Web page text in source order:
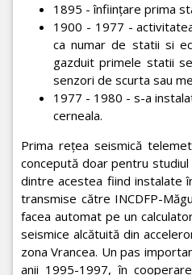
1895 - înființare prima
1900 - 1977 -
ca numar de statii si
gazduit primele statii
senzori de scurta sau
1977 - 1980 - s-a
cerneala.
Prima rețea seismică
concepută doar pentru
dintre acestea fiind instalate
transmise către INCDFP-
facea automat pe un
seismice alcătuită din
zona Vrancea. Un pas
anii 1995-1997, în